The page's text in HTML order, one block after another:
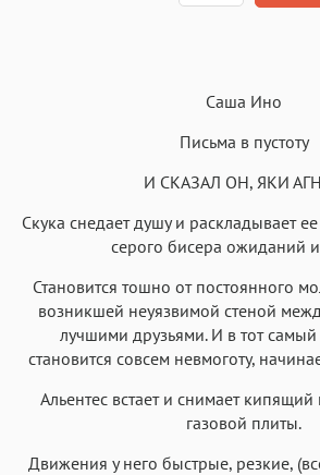
Аа Аа
Garamond
Аа
Fira Sans
Аа Аа
San Francisco Аа
SF Serif
Аа
Helvetica Neue
Аа
Arial Аа
Georgia
Courier
Аа
Courier New
Аа
Menlo
Саша Ино
Письма в пустоту
И СКАЗАЛ ОН, ЯКИ
Скука снедает душу и раскладывает
серого бисера ожиданий и
Становится тошно от постоянного
возникшей неуязвимой стеной
лучшими друзьями. И в тот самый
становится совсем невмоготу,
Альентес встает и снимает
газовой плиты.
Движения у него быстрые, резкие,